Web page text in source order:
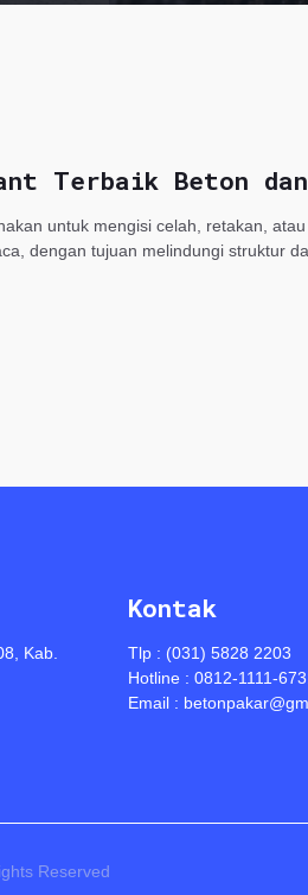
Terbaik Beton
untuk mengisi celah, retakan,
dengan tujuan melindungi struktur
Kab.
Kontak
Tlp : (031) 5828 2203
Hotline : 0812-1111-
Email :
Reserved